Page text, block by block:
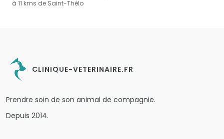
à 11 kms de Saint-Thélo
CLINIQUE-VETERINAIRE.FR
Prendre soin de son animal de compagnie.
Depuis 2014.